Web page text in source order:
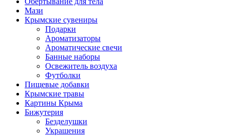
Мази
Крымские сувениры
Подарки
Ароматизаторы
Ароматические свечи
Банные наборы
Освежитель воздуха
Футболки
Пищевые добавки
Крымские травы
Картины Крыма
Бижутерия
Безделушки
Украшения